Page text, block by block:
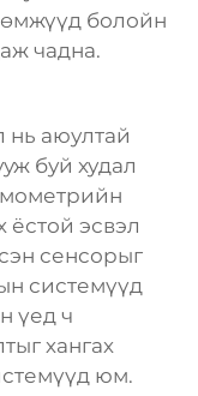
болойн
чадна.
нь аюултай
буй худал
ёстой эсвэл
сенсорыг
системүүд
үед ч
хангах
юм.